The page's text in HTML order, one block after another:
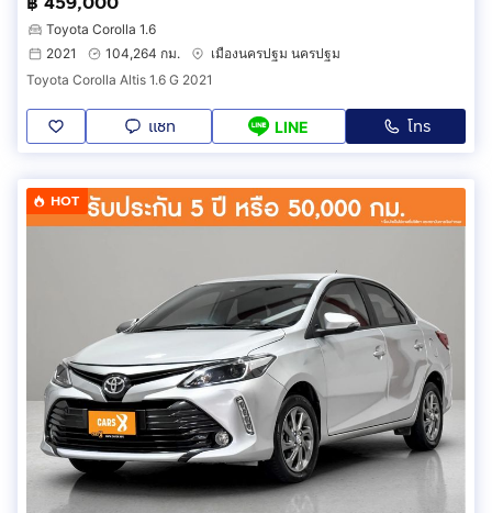
Toyota Corolla 1.6
2021
104,264 กม.
เมืองนครปฐม นครปฐม
Toyota Corolla Altis 1.6 G 2021
แชท LINE โทร
HOT